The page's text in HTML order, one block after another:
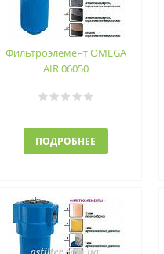
Фильтроэлемент OMEGA
AIR 06050
ПОДРОБНЕЕ